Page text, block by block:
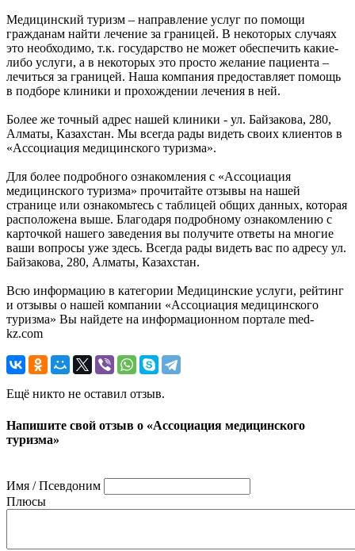
Медицинский туризм – направление услуг по помощи
гражданам найти лечение за границей. В некоторых случаях
это необходимо, т.к. государство не может обеспечить какие-
либо услуги, а в некоторых это просто желание пациента –
лечиться за границей. Наша компания предоставляет помощь
в подборе клиники и прохождении лечения в ней.
Более же точный адрес нашей клиники - ул. Байзакова, 280,
Алматы, Казахстан. Мы всегда рады видеть своих клиентов в
«Ассоциация медицинского туризма».
Для более подробного ознакомления с «Ассоциация
медицинского туризма» прочитайте отзывы на нашей
странице или ознакомьтесь с таблицей общих данных, которая
расположена выше. Благодаря подробному ознакомлению с
карточкой нашего заведения вы получите ответы на многие
ваши вопросы уже здесь. Всегда рады видеть вас по адресу ул.
Байзакова, 280, Алматы, Казахстан.
Всю информацию в категории Медицинские услуги, рейтинг
и отзывы о нашей компании «Ассоциация медицинского
туризма» Вы найдете на информационном портале med-
kz.com
Ещё никто не оставил отзыв.
Напишите свой отзыв о «Ассоциация медицинского
туризма»
Имя / Псевдоним
Плюсы